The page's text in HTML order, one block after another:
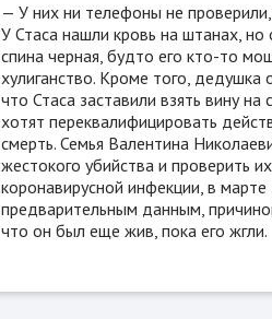
— У них ни телефоны не
У Стаса нашли кровь на штанах,
спина черная, будто его кто-то
хулиганство. Кроме того,
что Стаса заставили взять вину
хотят переквалифицировать
смерть. Семья Валентина
жестокого убийства и проверить
коронавирусной инфекции, в
предварительным данным,
что он был еще жив, пока его жгли.